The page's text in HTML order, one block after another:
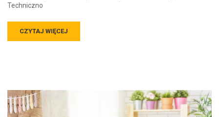
Techniczno
CZYTAJ WIĘCEJ